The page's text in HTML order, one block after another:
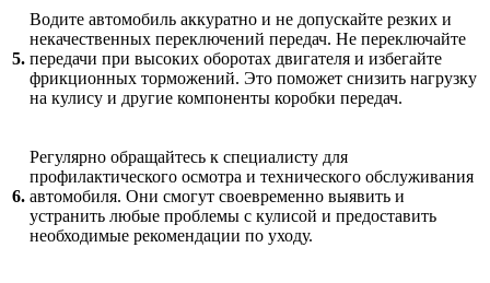
5.
Водите автомобиль аккуратно и не допускайте резких и
некачественных переключений передач. Не переключайте
передачи при высоких оборотах двигателя и избегайте
фрикционных торможений. Это поможет снизить нагрузку
на кулису и другие компоненты коробки передач.
6.
Регулярно обращайтесь к специалисту для
профилактического осмотра и технического обслуживания
автомобиля. Они смогут своевременно выявить и
устранить любые проблемы с кулисой и предоставить
необходимые рекомендации по уходу.